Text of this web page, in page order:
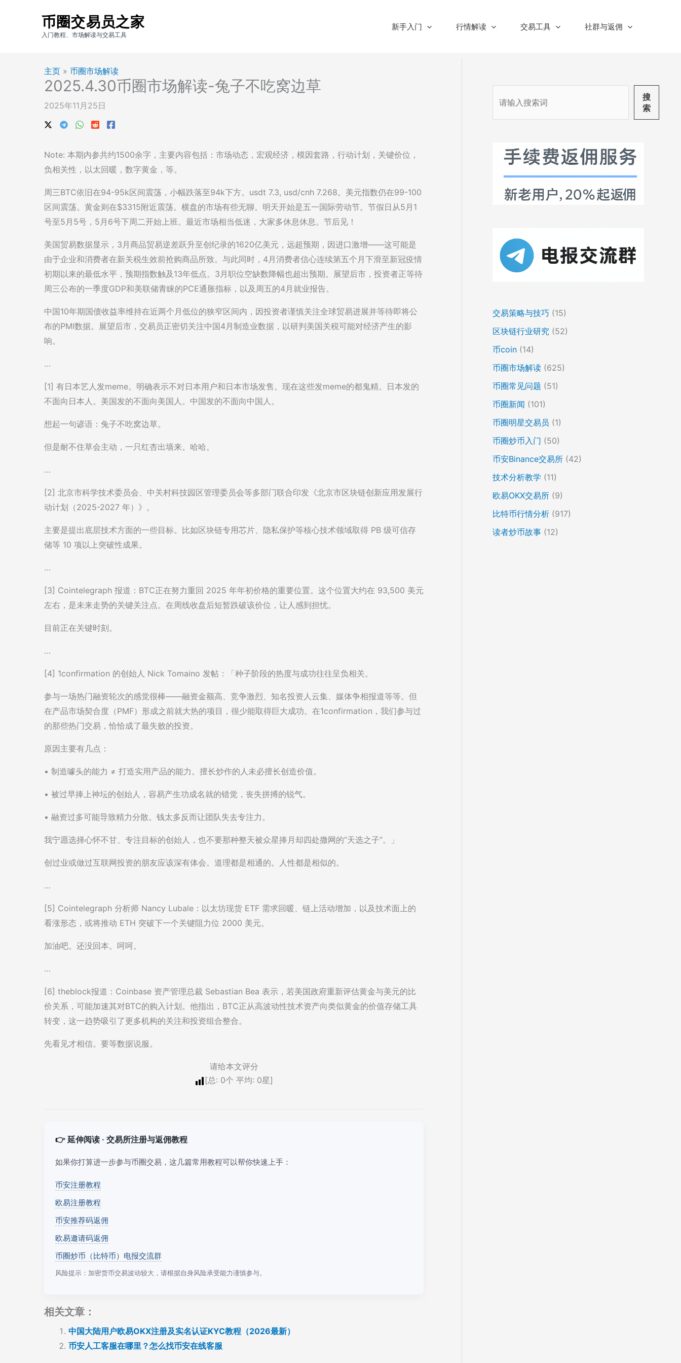
币圈交易员之家
入门教程、市场解读与交易工具
新手入门 行情解读 交易工具 社群与返佣
主页 » 币圈市场解读
2025.4.30币圈市场解读-兔子不吃窝边草
2025年11月25日
Note: 本期内参共约1500余字，主要内容包括：市场动态，宏观经济，模因套路，行动计划，关键价位，
负相关性，以太回暖，数字黄金，等。
周三BTC依旧在94-95k区间震荡，小幅跌落至94k下方。usdt 7.3, usd/cnh 7.268。美元指数仍在99-100
区间震荡。黄金则在$3315附近震荡。横盘的市场有些无聊。明天开始是五一国际劳动节。节假日从5月1
号至5月5号，5月6号下周二开始上班。最近市场相当低迷，大家多休息休息。节后见！
美国贸易数据显示，3月商品贸易逆差跃升至创纪录的1620亿美元，远超预期，因进口激增——这可能是
由于企业和消费者在新关税生效前抢购商品所致。与此同时，4月消费者信心连续第五个月下滑至新冠疫情
初期以来的最低水平，预期指数触及13年低点。3月职位空缺数降幅也超出预期。展望后市，投资者正等待
周三公布的一季度GDP和美联储青睐的PCE通胀指标，以及周五的4月就业报告。
中国10年期国债收益率维持在近两个月低位的狭窄区间内，因投资者谨慎关注全球贸易进展并等待即将公
布的PMI数据。展望后市，交易员正密切关注中国4月制造业数据，以研判美国关税可能对经济产生的影
响。
…
[1] 有日本艺人发meme。明确表示不对日本用户和日本市场发售。现在这些发meme的都鬼精。日本发的
不面向日本人。美国发的不面向美国人。中国发的不面向中国人。
想起一句谚语：兔子不吃窝边草。
但是耐不住草会主动，一只红杏出墙来。哈哈。
…
[2] 北京市科学技术委员会、中关村科技园区管理委员会等多部门联合印发《北京市区块链创新应用发展行
动计划（2025-2027 年）》。
主要是提出底层技术方面的一些目标。比如区块链专用芯片、隐私保护等核心技术领域取得 PB 级可信存
储等 10 项以上突破性成果。
…
[3] Cointelegraph 报道：BTC正在努力重回 2025 年年初价格的重要位置。这个位置大约在 93,500 美元
左右，是未来走势的关键关注点。在周线收盘后短暂跌破该价位，让人感到担忧。
目前正在关键时刻。
…
[4] 1confirmation 的创始人 Nick Tomaino 发帖：「种子阶段的热度与成功往往呈负相关。
参与一场热门融资轮次的感觉很棒——融资金额高、竞争激烈、知名投资人云集、媒体争相报道等等。但
在产品市场契合度（PMF）形成之前就大热的项目，很少能取得巨大成功。在1confirmation，我们参与过
的那些热门交易，恰恰成了最失败的投资。
原因主要有几点：
• 制造噱头的能力 ≠ 打造实用产品的能力。擅长炒作的人未必擅长创造价值。
• 被过早捧上神坛的创始人，容易产生功成名就的错觉，丧失拼搏的锐气。
• 融资过多可能导致精力分散。钱太多反而让团队失去专注力。
我宁愿选择心怀不甘、专注目标的创始人，也不要那种整天被众星捧月却四处撒网的”天选之子”。」
创过业或做过互联网投资的朋友应该深有体会。道理都是相通的。人性都是相似的。
…
[5] Cointelegraph 分析师 Nancy Lubale：以太坊现货 ETF 需求回暖、链上活动增加，以及技术面上的
看涨形态，或将推动 ETH 突破下一个关键阻力位 2000 美元。
加油吧。还没回本。呵呵。
…
[6] theblock报道：Coinbase 资产管理总裁 Sebastian Bea 表示，若美国政府重新评估黄金与美元的比
价关系，可能加速其对BTC的购入计划。他指出，BTC正从高波动性技术资产向类似黄金的价值存储工具
转变，这一趋势吸引了更多机构的关注和投资组合整合。
先看见才相信。要等数据说服。
请给本文评分
[总: 0个 平均: 0星]
👉 延伸阅读 · 交易所注册与返佣教程
如果你打算进一步参与币圈交易，这几篇常用教程可以帮你快速上手：
币安注册教程
欧易注册教程
币安推荐码返佣
欧易邀请码返佣
币圈炒币（比特币）电报交流群
风险提示：加密货币交易波动较大，请根据自身风险承受能力谨慎参与。
相关文章：
中国大陆用户欧易OKX注册及实名认证KYC教程（2026最新）
币安人工客服在哪里？怎么找币安在线客服
搜
索
交易策略与技巧 (15)
区块链行业研究 (52)
币coin (14)
币圈市场解读 (625)
币圈常见问题 (51)
币圈新闻 (101)
币圈明星交易员 (1)
币圈炒币入门 (50)
币安Binance交易所 (42)
技术分析教学 (11)
欧易OKX交易所 (9)
比特币行情分析 (917)
读者炒币故事 (12)